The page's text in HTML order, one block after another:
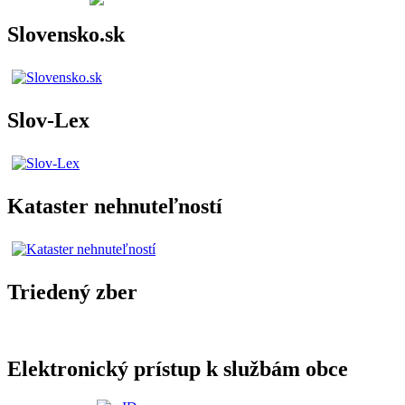
Slovensko.sk
Slov-Lex
Kataster nehnuteľností
Triedený zber
Elektronický prístup k službám obce